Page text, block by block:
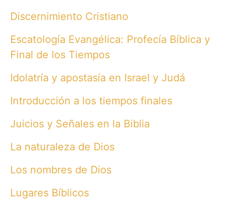
Discernimiento Cristiano
Escatología Evangélica: Profecía Bíblica y
Final de los Tiempos
Idolatría y apostasía en Israel y Judá
Introducción a los tiempos finales
Juicios y Señales en la Biblia
La naturaleza de Dios
Los nombres de Dios
Lugares Bíblicos